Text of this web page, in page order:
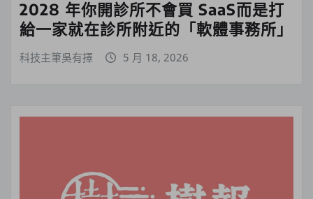
2028 年你開診所不會買 SaaS而是打
給一家就在診所附近的「軟體事務所」
科技主筆吳有擇 5 月 18, 2026